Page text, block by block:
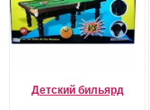
Детский бильярд